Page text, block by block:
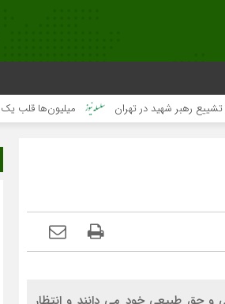
شهید در تهران میلیون‌ها قلب یک‌صدا